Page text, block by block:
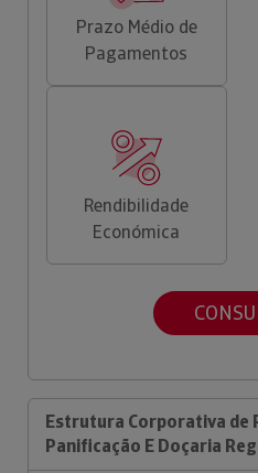
Prazo Médio de
Pagamentos
Rendibilidade
Económica
Estrutura Corporativa de
Panificação E Doçaria